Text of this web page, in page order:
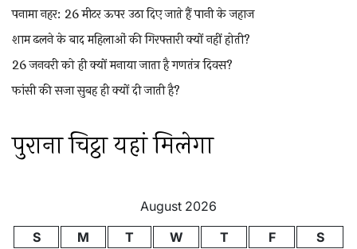
पनामा नहर: 26 मीटर ऊपर उठा दिए जाते हैं पानी के जहाज
शाम ढलने के बाद महिलाओं की गिरफ्तारी क्यों नहीं होती?
26 जनवरी को ही क्यों मनाया जाता है गणतंत्र दिवस?
फांसी की सजा सुबह ही क्यों दी जाती है?
पुराना चिट्ठा यहां मिलेगा
August 2026
S
M T W T F
S